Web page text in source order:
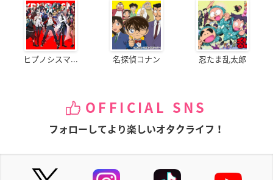
ヒプノシスマ... 名探偵コナン 忍たま乱太郎
OFFICIAL SNS
フォローしてより楽しいオタクライフ！